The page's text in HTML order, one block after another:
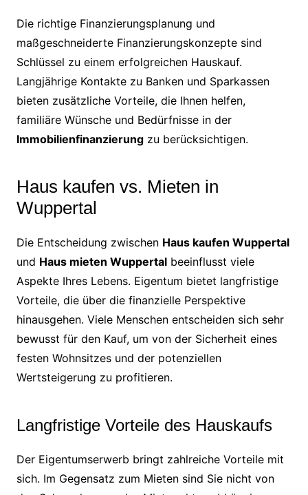
Die richtige Finanzierungsplanung und
maßgeschneiderte Finanzierungskonzepte sind
Schlüssel zu einem erfolgreichen Hauskauf.
Langjährige Kontakte zu Banken und Sparkassen
bieten zusätzliche Vorteile, die Ihnen helfen,
familiäre Wünsche und Bedürfnisse in der
Immobilienfinanzierungzu berücksichtigen.
Haus kaufen vs. Mieten in
Wuppertal
Die Entscheidung zwischen Haus kaufen Wuppertal
und Haus mieten Wuppertalbeeinflusst viele
Aspekte Ihres Lebens. Eigentum bietet langfristige
Vorteile, die über die finanzielle Perspektive
hinausgehen. Viele Menschen entscheiden sich sehr
bewusst für den Kauf, um von der Sicherheit eines
festen Wohnsitzes und der potenziellen
Wertsteigerung zu profitieren.
Langfristige Vorteile des Hauskaufs
Der Eigentumserwerb bringt zahlreiche Vorteile mit
sich. Im Gegensatz zum Mieten sind Sie nicht von